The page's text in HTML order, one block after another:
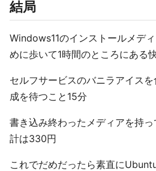
結局
Windows11のインストールメデ
めに歩いて1時間のところにある
セルフサービスのバニラアイス
成を待つこと15分
書き込み終わったメディアを持
計は330円
これでだめだったら素直に